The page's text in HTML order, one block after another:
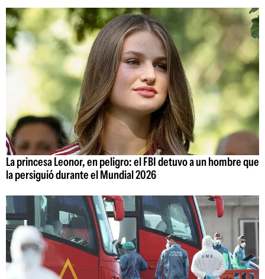
La princesa Leonor, en peligro: el FBI detuvo a un hombre que
la persiguió durante el Mundial 2026